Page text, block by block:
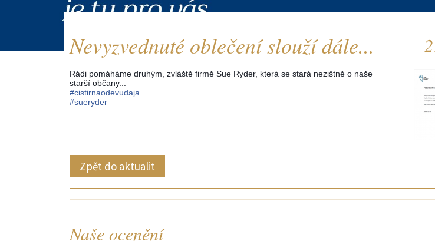
Nevyzvednuté oblečení slouží dále...
Rádi pomáháme druhým, zvláště firmě Sue Ryder, která se stará nezištně o naše
starší občany...
#cistirnaodevudaja
#sueryder
Zpět do aktualit
Naše ocenění